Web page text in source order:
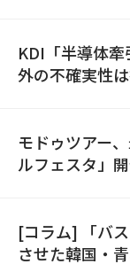
KDI「半導体
外の不確実性は
モドゥツアー
ルフェスタ」
[コラム] 「バ
させた韓国・